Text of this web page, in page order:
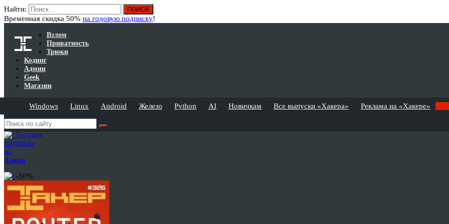
Найти:
Временная скидка 50% на годовую подписку!
Взлом
Приватность
Трюки
Кодинг
Админ
Geek
Магазин
Windows Linux Android Железо Python AI Новичкам Все выпуски «Хакера» Реклама на «Хакере»
Годовая
подписка
на
Хакер
-50%